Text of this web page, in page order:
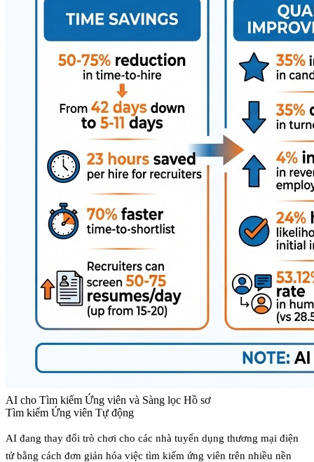
AI cho Tìm kiếm Ứng viên và Sàng lọc Hồ sơ
Tìm kiếm Ứng viên Tự động
AI đang thay đổi trò chơi cho các nhà tuyển dụng thương mại điện
tử bằng cách đơn giản hóa việc tìm kiếm ứng viên trên nhiều nền